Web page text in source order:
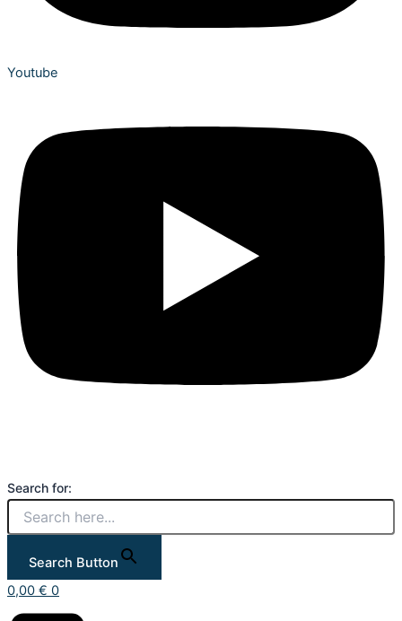
Youtube
Search for:
Search Button
0,00 € 0